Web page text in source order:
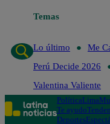
Temas
Lo último
Me
Perú Decide 2026
Valentina Valiente
PolíticaLima
Te ayudo
Deportes